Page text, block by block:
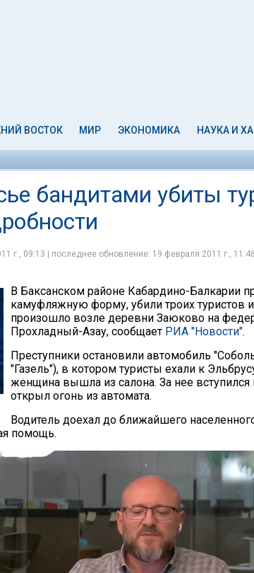
ВОСТОК МИР ЭКОНОМИКА НАУКА И
бандитами убиты
г., 09:13 | последнее обновление: 19 февраля 2011 г., 11:46
В Баксанском районе Кабардино-Балкарии
камуфляжную форму, убили троих туристов
произошло возле деревни Заюково на
Прохладный-Азау, сообщает РИА "Новости".
Преступники остановили автомобиль
"Газель"), в котором туристы ехали к
женщина вышла из салона. За нее
открыл огонь из автомата.
Водитель доехал до ближайшего
помощь.